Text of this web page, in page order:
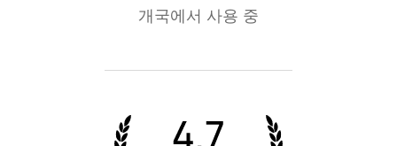
개국에서 사용 중